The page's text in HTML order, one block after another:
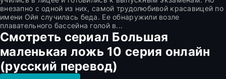
внезапно с одной из них, самой трудолюбивой красавицей по
имени Ойя случилась беда. Ее обнаружили возле
плавательного бассейна голой в...
Смотреть сериал Большая
маленькая ложь 10 серия онлайн
(русский перевод)